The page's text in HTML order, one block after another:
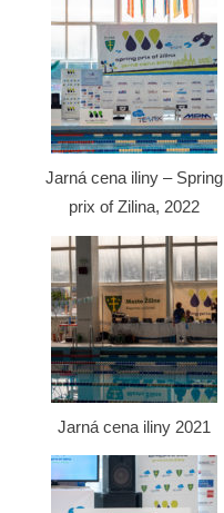
Jarná cena iliny – Spring
prix of Zilina, 2022
Jarná cena iliny 2021